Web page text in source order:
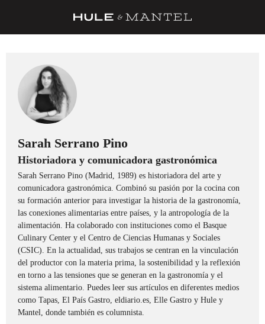
TRUCOS
DESPENSA
BARRAS Y ESTRELLAS
DÓNDE COMER
ÍDOLOS DE MESAS
CUADERNO DE VIAJE
MENÚ DEL DÍA
A CUCHILLO
REGISTRO
Sarah Serrano Pino
Historiadora y comunicadora gastronómica
Sarah Serrano Pino (Madrid, 1989) es historiadora del arte y
comunicadora gastronómica. Combinó su pasión por la cocina con
su formación anterior para investigar la historia de la gastronomía,
las conexiones alimentarias entre países, y la antropología de la
alimentación. Ha colaborado con instituciones como el Basque
Culinary Center y el Centro de Ciencias Humanas y Sociales
(CSIC). En la actualidad, sus trabajos se centran en la vinculación
del productor con la materia prima, la sostenibilidad y la reflexión
en torno a las tensiones que se generan en la gastronomía y el
sistema alimentario. Puedes leer sus artículos en diferentes medios
como Tapas, El País Gastro, eldiario.es, Elle Gastro y Hule y
Mantel, donde también es columnista.